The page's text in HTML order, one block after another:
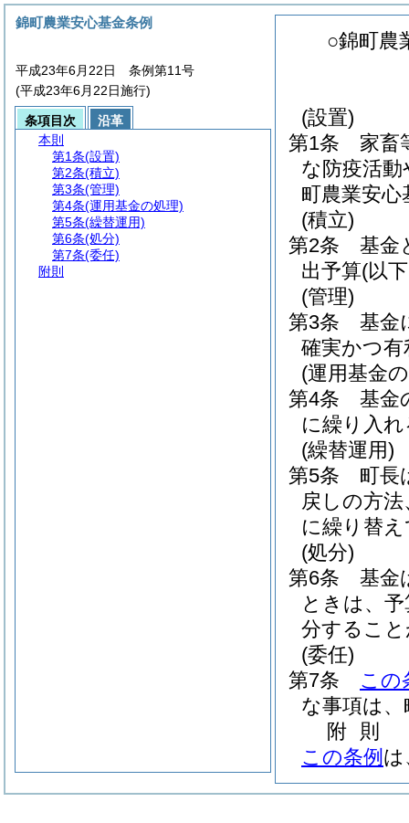
○錦町農
(設置)
第1条
家畜
な防疫活
町農業安心
(積立)
第2条
基金
出予算(以
(管理)
第3条
基金
確実かつ
(運用基金
第4条
基金
に繰り入
(繰替運用)
第5条
町長
戻しの方
に繰り替
(処分)
第6条
基金
ときは、
分するこ
(委任)
第7条
この
な事項は
附 則
この条例 は
錦町農業安心基金条例
平成23年6月22日 条例第11号
(平成23年6月22日施行)
条項目次
沿革
本則
第1条(設置)
第2条(積立)
第3条(管理)
第4条(運用基金の処理)
第5条(繰替運用)
第6条(処分)
第7条(委任)
附則